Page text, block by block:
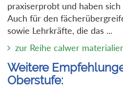
praxiserprobt und haben
Auch für den
sowie Lehrkräfte, die das ...
zur Reihe calwer
Weitere
Oberstufe: